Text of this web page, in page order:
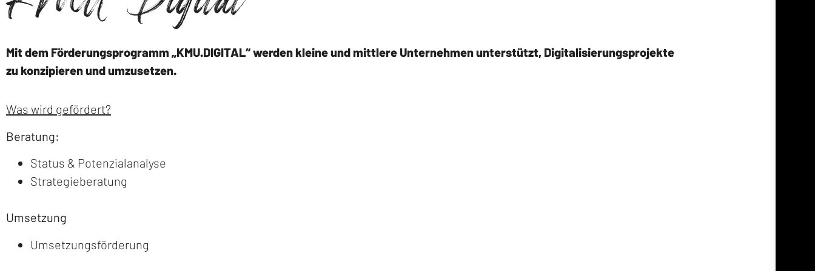
Mit dem Förderungsprogramm „KMU.DIGITAL“ werden kleine und mittlere Unternehmen unterstützt, Digitalisierungsprojekte
zu konzipieren und umzusetzen.
Was wird gefördert?
Beratung:
Status & Potenzialanalyse
Strategieberatung
Umsetzung
Umsetzungsförderung